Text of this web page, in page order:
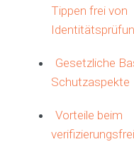
Tippen frei von
Gesetzliche
Schutzaspekte
Vorteile beim